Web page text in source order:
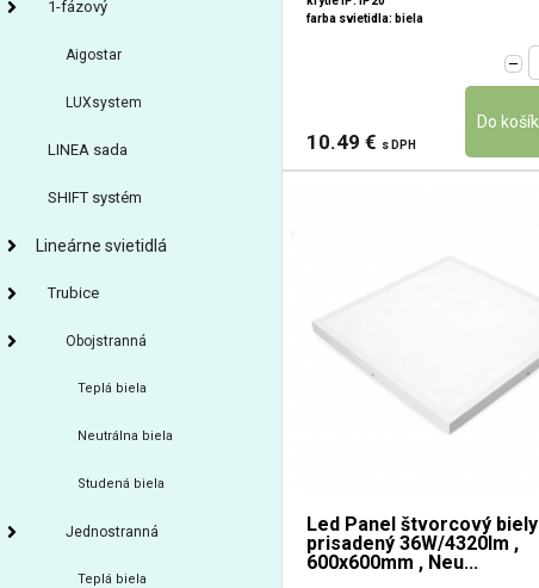
1-fázový
Aigostar
LUXsystem
LINEA sada
SHIFT systém
Lineárne svietidlá
Trubice
Obojstranná
Teplá biela
Neutrálna biela
Studená biela
Jednostranná
Teplá biela
farba svietidla: biela
10.49 € s DPH
Led Panel štvorcový biely
prisadený 36W/4320lm ,
600x600mm , Neu...